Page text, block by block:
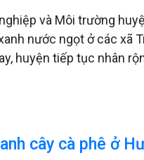
và Môi trường
nước ngọt ở các xã
huyện tiếp tục nhân
cây cà phê ở